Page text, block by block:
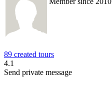
89 created tours
4.1
Send private message